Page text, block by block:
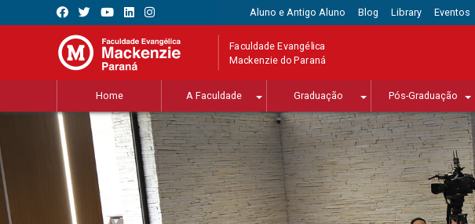
Aluno e Antigo Aluno Blog Library Eventos
Faculdade Evangélica
Mackenzie do Paraná
Home A Faculdade Graduação Pós-Graduação